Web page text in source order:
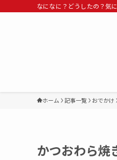
なになに？どうしたの？気
ホーム 記事一覧 おでかけ
かつおわら焼